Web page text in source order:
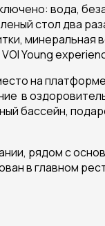
вода,
стол два
Young
на
в
бассейн,
рядом с
в главном